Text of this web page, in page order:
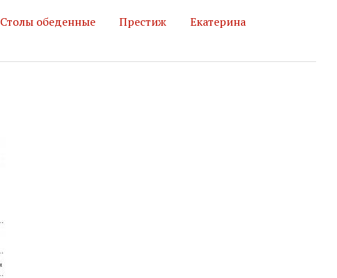
Столы обеденные Престиж
Екатерина